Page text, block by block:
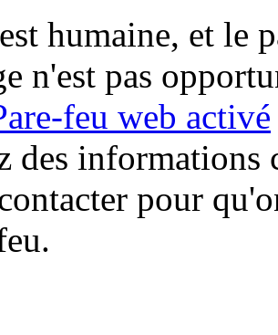
humaine, et le
n'est pas
feu web activé
des informations
pour